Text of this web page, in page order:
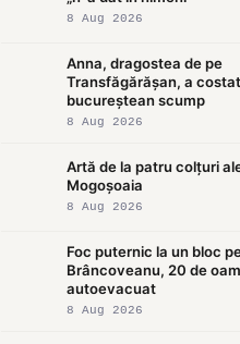
8 Aug 2026
Anna, dragostea de pe
Transfăgărășan, a
bucureștean scump
8 Aug 2026
Artă de la patru colțuri
Mogoșoaia
8 Aug 2026
Foc puternic la un bloc
Brâncoveanu, 20 de
autoevacuat
8 Aug 2026